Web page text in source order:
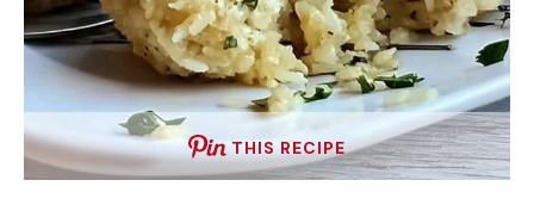
THIS RECIPE